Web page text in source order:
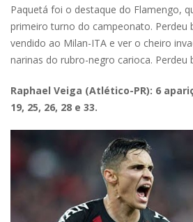
Paquetá foi o destaque do Flamengo,
primeiro turno do campeonato. Perdeu
vendido ao Milan-ITA e ver o cheiro
narinas do rubro-negro carioca. Perdeu
Raphael Veiga (Atlético-PR): 6
19, 25, 26, 28 e 33.